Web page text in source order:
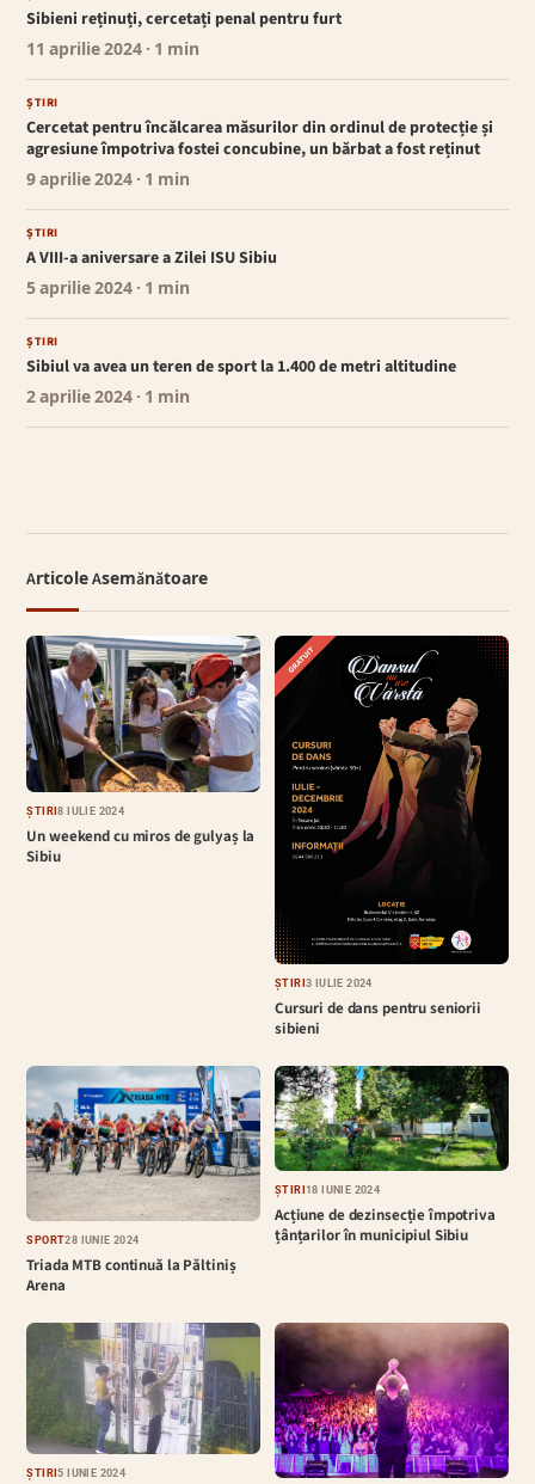
Sibieni reținuți, cercetați penal pentru furt
11 aprilie 2024 · 1 min
ȘTIRI
Cercetat pentru încălcarea măsurilor din ordinul de protecție și
agresiune împotriva fostei concubine, un bărbat a fost reținut
9 aprilie 2024 · 1 min
ȘTIRI
A VIII-a aniversare a Zilei ISU Sibiu
5 aprilie 2024 · 1 min
ȘTIRI
Sibiul va avea un teren de sport la 1.400 de metri altitudine
2 aprilie 2024 · 1 min
Articole Asemănătoare
ȘTIRI8 IULIE 2024
Un weekend cu miros de gulyaș la
Sibiu
ȘTIRI3 IULIE 2024
Cursuri de dans pentru seniorii
sibieni
SPORT28 IUNIE 2024
Triada MTB continuă la Păltiniș
Arena
ȘTIRI18 IUNIE 2024
Acțiune de dezinsecție împotriva
țânțarilor în municipiul Sibiu
ȘTIRI5 IUNIE 2024